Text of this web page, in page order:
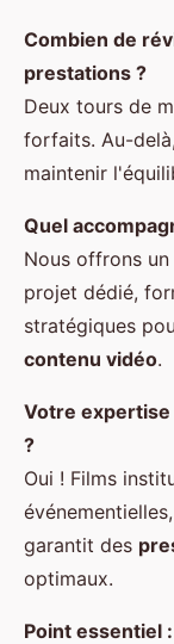
Combien de
prestations ?
Deux tours de
forfaits. Au-
maintenir
Quel
Nous offrons
projet dédié,
stratégiques
contenu vidéo.
Votre
?
Oui ! Films
garantit des
optimaux.
Point essentiel :